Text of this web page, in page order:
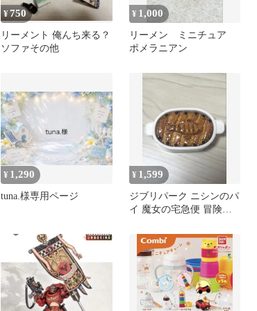
¥750
リーメント 俺んち来る？
ソファその他
¥ 1,000
リーメン ミニチュア
ポメラニアン
¥ 1,290
tuna.様専用ページ
¥ 1,599
ジブリパーク ニシンのパ
イ 魔女の宅急便 冒険飛